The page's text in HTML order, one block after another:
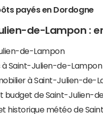
payés en Dordogne
de-Lampon :
de-Lampon
à Saint-Julien-de-Lampon
à Saint-Julien-de-
budget de Saint-Julien-
historique météo de